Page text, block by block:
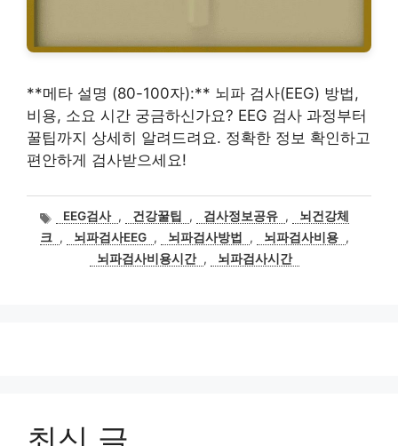
**메타 설명 (80-100자):** 뇌파 검사(EEG) 방법,
비용, 소요 시간 궁금하신가요? EEG 검사 과정부터
꿀팁까지 상세히 알려드려요. 정확한 정보 확인하고
편안하게 검사받으세요!
태EEG검사 , 건강꿀팁 , 검사정보공유 ,
뇌건강체
크 , 뇌파검사EEG , 뇌파검사방법 , 뇌파검사비용 ,
뇌파검사비용시간 , 뇌파검사시간